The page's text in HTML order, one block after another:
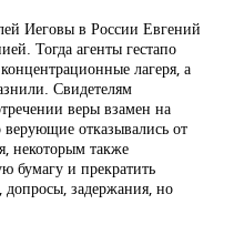
Иеговы в России Евгений
Тогда агенты гестапо
лагеря, а
Свидетелям
веры взамен на
отказывались от
некоторым также
бумагу и прекратить
допросы, задержания, но